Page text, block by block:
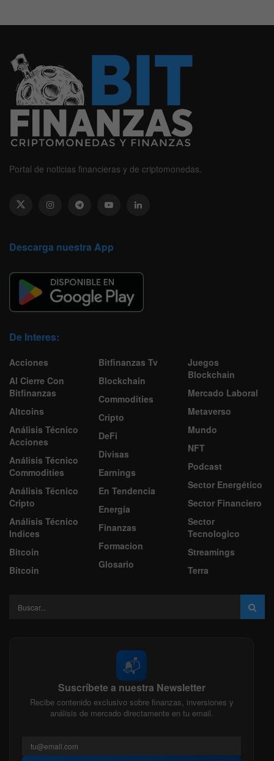
Portal de noticias financieras y de criptomonedas.
Descarga nuestra App
De Interes:
Acciones
Al Cierre Con
Bitfinanzas
Altcoins
Análisis Técnico
Acciones
Análisis Técnico
Commodities
Análisis Técnico
Cripto
Análisis Técnico
Indices
Bitcoin
Bitcoin
Bitfinanzas Tv
Blockchain
Commodities
Cripto
DeFi
Divisas
Earnings
En Tendencia
Energía
Finanzas
Formacion
Glosario
Juegos
Blockchain
Mercado Laboral
Metaverso
Mundo
NFT
Podcast
Sector Energético
Sector Financiero
Sector
Tecnologico
Streamings
Terra
📬
Suscríbete a nuestra Newsletter
Recibe contenido exclusivo sobre finanzas, inversiones y
análisis de mercado directamente en tu email.